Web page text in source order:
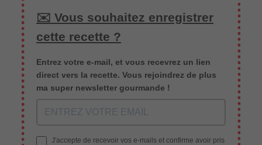
✉️ Vous souhaitez enregistrer
cette recette ?
Entrez votre e-mail, et vous recevrez un lien
direct vers la recette. Vous rejoindrez de plus
ma super newsletter gourmande !
J'accepte de recevoir vos e-mails et confirme avoir pris